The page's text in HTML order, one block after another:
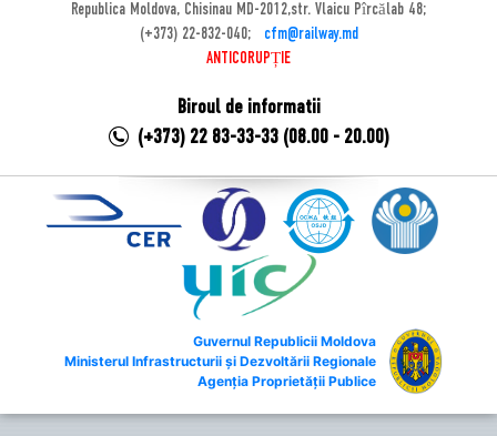
Republica Moldova, Chisinau MD-2012,str. Vlaicu Pîrcălab 48;
(+373) 22-832-040;
cfm@railway.md
ANTICORUPȚIE
Biroul de informatii
(+373) 22 83-33-33 (08.00 - 20.00)
Guvernul Republicii Moldova
Ministerul Infrastructurii și Dezvoltării Regionale
Agenția Proprietății Publice